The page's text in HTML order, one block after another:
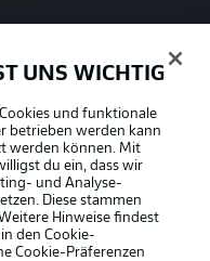
UNS WICHTIG
und funktionale
betrieben werden kann
werden können. Mit
du ein, dass wir
und Analyse-
Diese stammen
Hinweise findest
den Cookie-
Cookie-Präferenzen